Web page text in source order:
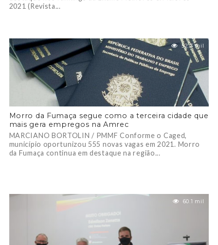
2021 (Revista...
52.3 mil
Morro da Fumaça segue como a terceira cidade que
mais gera empregos na Amrec
MARCIANO BORTOLIN / PMMF Conforme o Caged,
município oportunizou 555 novas vagas em 2021. Morro
da Fumaça continua em destaque na região...
60.1 mil